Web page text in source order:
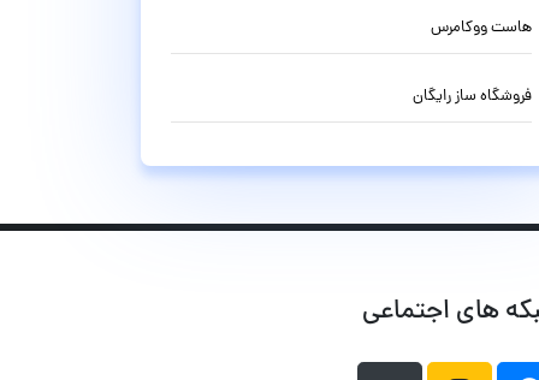
هاست ووکامرس
فروشگاه ساز رایگان
های اجتماعی